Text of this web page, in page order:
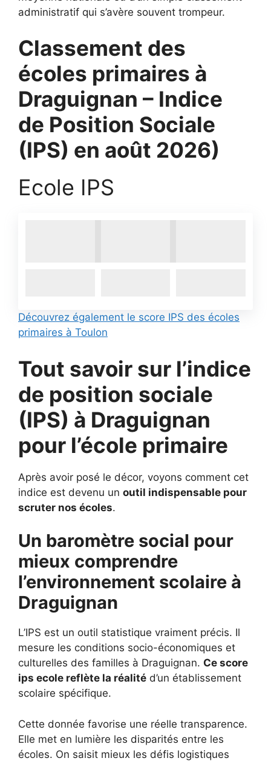
administratif qui s’avère souvent trompeur.
Classement des
écoles primaires à
Draguignan – Indice
de Position Sociale
(IPS) en août 2026)
Ecole IPS
Découvrez également le score IPS des écoles
primaires à Toulon
Tout savoir sur l’indice
de position sociale
(IPS) à Draguignan
pour l’école primaire
Après avoir posé le décor, voyons comment cet
indice est devenu un outil indispensable pour
scruter nos écoles.
Un baromètre social pour
mieux comprendre
l’environnement scolaire à
Draguignan
L’IPS est un outil statistique vraiment précis. Il
mesure les conditions socio-économiques et
culturelles des familles à Draguignan. Ce score
ips ecole reflète la réalité d’un établissement
scolaire spécifique.
Cette donnée favorise une réelle transparence.
Elle met en lumière les disparités entre les
écoles. On saisit mieux les défis logistiques